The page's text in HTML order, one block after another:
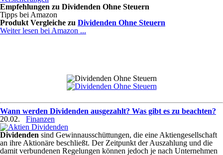
Empfehlungen zu Dividenden Ohne Steuern
Tipps bei Amazon
Produkt Vergleiche zu Dividenden Ohne Steuern
Weiter lesen bei Amazon ...
Wann werden Dividenden ausgezahlt? Was gibt es zu beachten?
20.02.
Finanzen
Dividenden sind Gewinnausschüttungen, die eine Aktiengesellschaft
an ihre Aktionäre beschließt. Der Zeitpunkt der Auszahlung und die
damit verbundenen Regelungen können jedoch je nach Unternehmen